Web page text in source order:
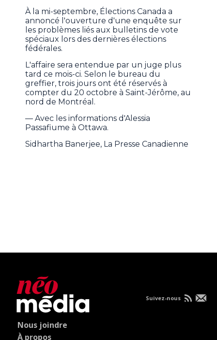
À la mi-septembre, Élections Canada a
annoncé l'ouverture d'une enquête sur
les problèmes liés aux bulletins de vote
spéciaux lors des dernières élections
fédérales.
L'affaire sera entendue par un juge plus
tard ce mois-ci. Selon le bureau du
greffier, trois jours ont été réservés à
compter du 20 octobre à Saint-Jérôme, au
nord de Montréal.
— Avec les informations d'Alessia
Passafiume à Ottawa.
Sidhartha Banerjee, La Presse Canadienne
Nous joindre
À propos
Suivez-nous